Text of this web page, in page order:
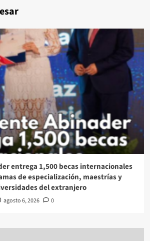
entrega 1,500 becas internacionales
de especialización, maestrías y
del extranjero
agosto 6, 2026 0